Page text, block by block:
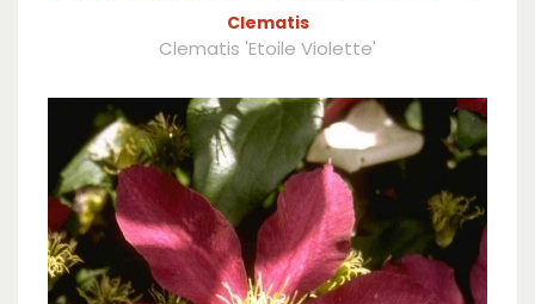
Clematis
Clematis 'Etoile Violette'